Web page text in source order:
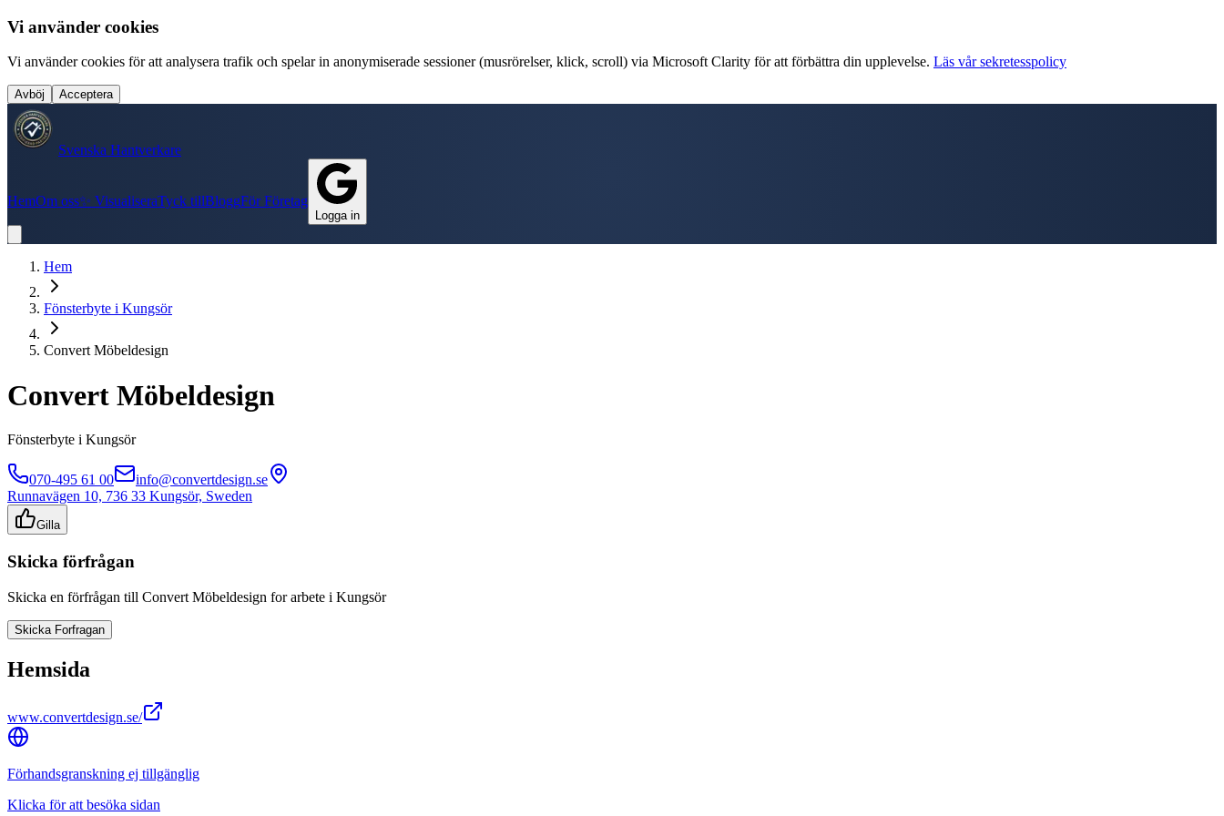
Vi använder cookies
Vi använder cookies för att analysera trafik och spelar in anonymiserade sessioner (musrörelser, klick, scroll) via Microsoft Clarity för att förbättra din upplevelse. Läs vår sekretesspolicy
Avböj Acceptera
Svenska Hantverkare
HemOm oss✨ VisualiseraTyck tillBloggFör Företag
Logga in
Hem
Fönsterbyte i Kungsör
Convert Möbeldesign
Convert Möbeldesign
Fönsterbyte i Kungsör
070-495 61 00
info@convertdesign.se
Runnavägen 10, 736 33 Kungsör, Sweden
Gilla
Skicka förfrågan
Skicka en förfrågan till Convert Möbeldesign for arbete i Kungsör
Skicka Forfragan
Hemsida
www.convertdesign.se/
Förhandsgranskning ej tillgänglig
Klicka för att besöka sidan